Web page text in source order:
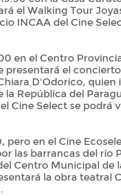
el Walking Tour
INCAA del Cine
en el Centro
presentará el
D'Odorico,
República del
Cine Select se podrá
pero en el Cine
las barrancas del río
Centro Municipal de
la obra teatral